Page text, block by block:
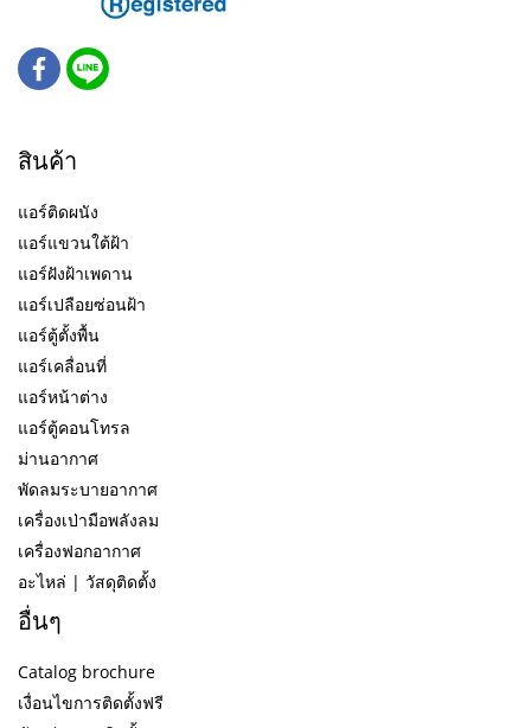
สินค้า
แอร์ติดผนัง
แอร์แขวนใต้ฝ้า
แอร์ฝังฝ้าเพดาน
แอร์เปลือยซ่อนฝ้า
แอร์ตู้ตั้งพื้น
แอร์เคลื่อนที่
แอร์หน้าต่าง
แอร์ตู้คอนโทรล
ม่านอากาศ
พัดลมระบายอากาศ
เครื่องเป่ามือพลังลม
เครื่องฟอกอากาศ
อะไหล่ | วัสดุติดตั้ง
อื่นๆ
Catalog brochure
เงื่อนไขการติดตั้งฟรี